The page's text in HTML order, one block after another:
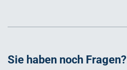
Sie haben noch Fragen?